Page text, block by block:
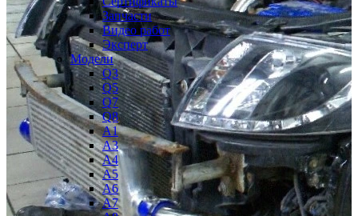
Запчасти
Видео работ
Эксперт
Модели
Q3
Q5
Q7
Q8
A1
A3
A4
A5
A6
A7